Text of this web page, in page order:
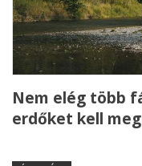
Nem elég több
erdőket kell